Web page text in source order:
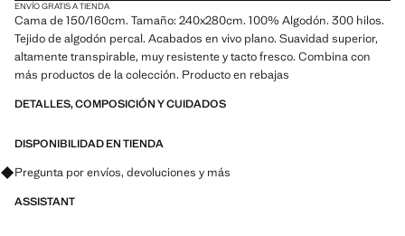
ENVÍO GRATIS A TIENDA
Cama de 150/160cm. Tamaño: 240x280cm. 100% Algodón. 300 hilos.
Tejido de algodón percal. Acabados en vivo plano. Suavidad superior,
altamente transpirable, muy resistente y tacto fresco. Combina con
más productos de la colección. Producto en rebajas
DETALLES, COMPOSICIÓN Y CUIDADOS
DISPONIBILIDAD EN TIENDA
Pregunta por envíos, devoluciones y más
ASSISTANT